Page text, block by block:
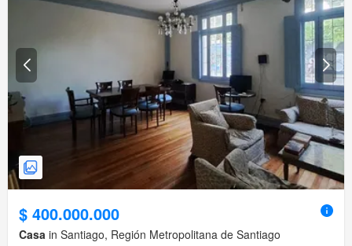
$ 400.000.000
Casa in Santiago, Región Metropolitana de Santiago